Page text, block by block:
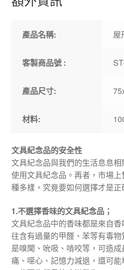
產品名稱: 屋
客製商品號 :
產品尺寸:
材料:
文具紀念品的安全性
文具紀念品與我們的生活息息
使用文具紀念品。再者，市場
種多樣，究竟要如何選擇才是正
1.不選擇香味的文具紀念品；
文具紀念品中的香味都是來自
往含有過量的甲醛、苯等有毒
是嗅聞、吮吸、啃咬等，可造
痛、噁心、記憶力減退，還可